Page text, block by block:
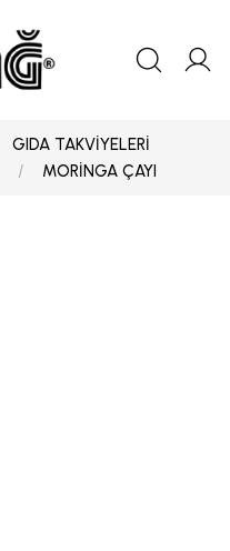
GIDA TAKVİYELERİ
MORİNGA ÇAYI